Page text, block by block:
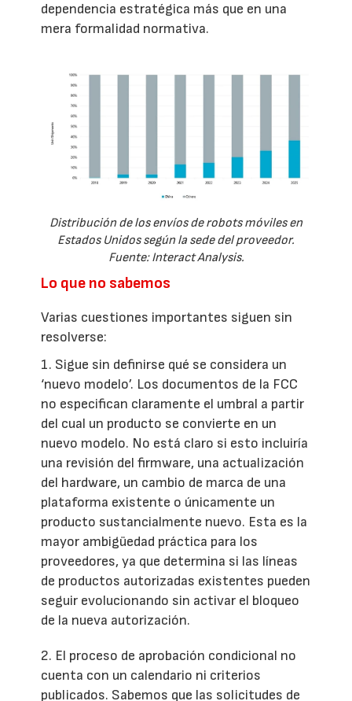
dependencia estratégica más que en una
mera formalidad normativa.
Distribución de los envíos de robots móviles en
Estados Unidos según la sede del proveedor.
Fuente: Interact Analysis.
Lo que no sabemos
Varias cuestiones importantes siguen sin
resolverse:
1. Sigue sin definirse qué se considera un
‘nuevo modelo’. Los documentos de la FCC
no especifican claramente el umbral a partir
del cual un producto se convierte en un
nuevo modelo. No está claro si esto incluiría
una revisión del firmware, una actualización
del hardware, un cambio de marca de una
plataforma existente o únicamente un
producto sustancialmente nuevo. Esta es la
mayor ambigüedad práctica para los
proveedores, ya que determina si las líneas
de productos autorizadas existentes pueden
seguir evolucionando sin activar el bloqueo
de la nueva autorización.
2. El proceso de aprobación condicional no
cuenta con un calendario ni criterios
publicados. Sabemos que las solicitudes de